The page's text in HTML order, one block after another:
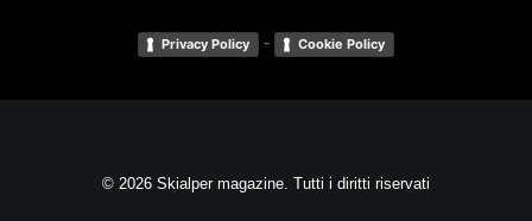
Privacy Policy - Cookie Policy
© 2026 Skialper magazine. Tutti i diritti riservati